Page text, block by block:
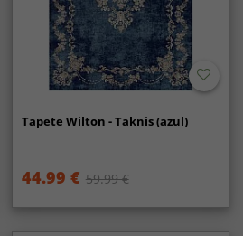
Tapete Wilton - Taknis (azul)
44.99 € 59.99 €